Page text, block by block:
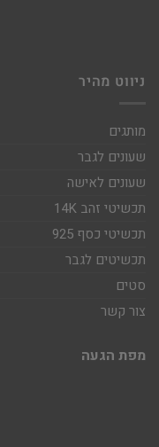
ניווט מהיר
מותגים
שעונים לגבר
שעונים לאישה
תכשיטי זהב 14K
תכשיטי כסף 925
תכשיטים לגבר
סטים
צור קשר
מפת הגעה